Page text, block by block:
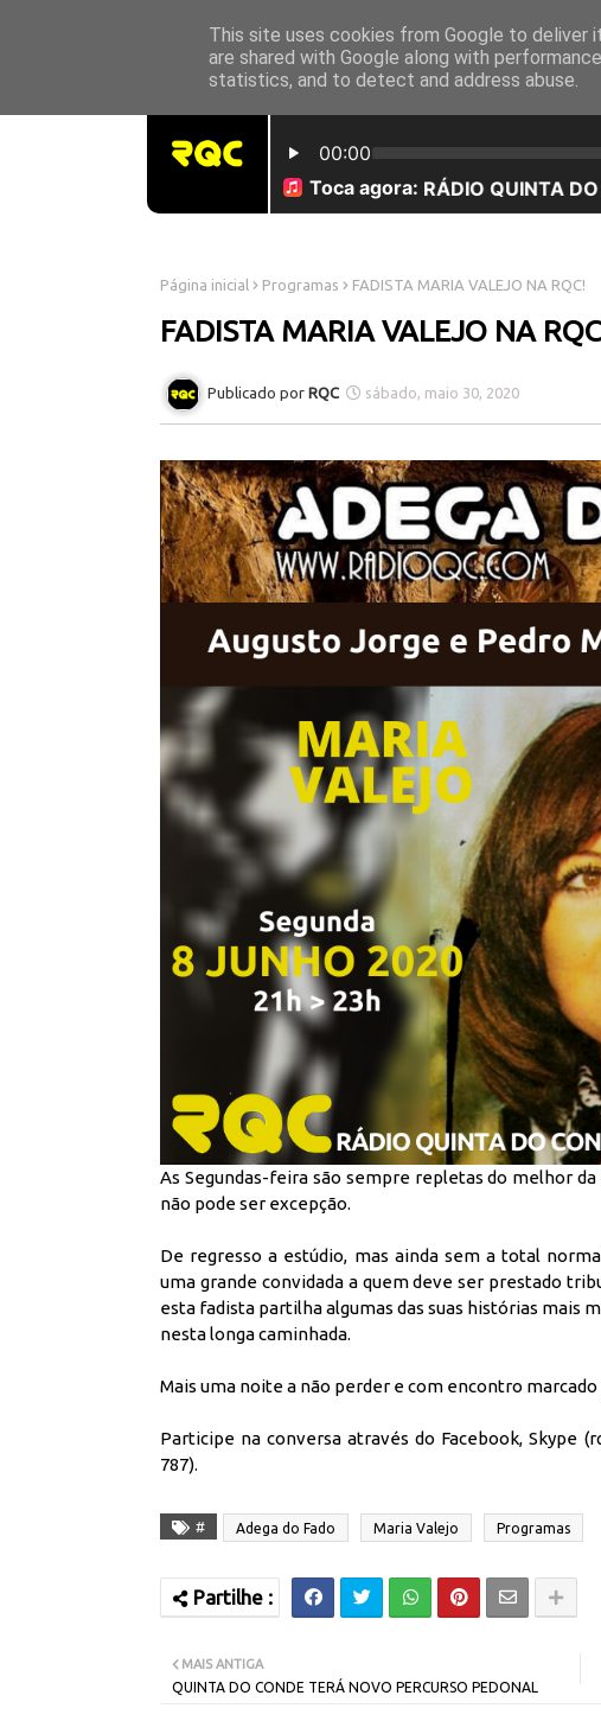
INICÍO SOBRE NÓS
Página inicial Programas FADISTA MARIA VALEJO NA RQC!
FADISTA MARIA VALEJO NA
RQC sábado, maio 30, 2020
As Segundas-feira são sempre repletas do melhor
não pode ser excepção.
De regresso a estúdio, mas ainda sem a total
uma grande convidada a quem deve ser prestado
esta fadista partilha algumas das suas histórias mais
nesta longa caminhada.
Mais uma noite a não perder e com encontro marcado
Participe na conversa através do Facebook, Skype
787).
# Adega do Fado Maria Valejo Programas
MAIS ANTIGA
QUINTA DO CONDE TERÁ NOVO PERCURSO PEDONAL
This site uses cookies from Google to deliver
are shared with Google along with
statistics, and to detect and address abuse.